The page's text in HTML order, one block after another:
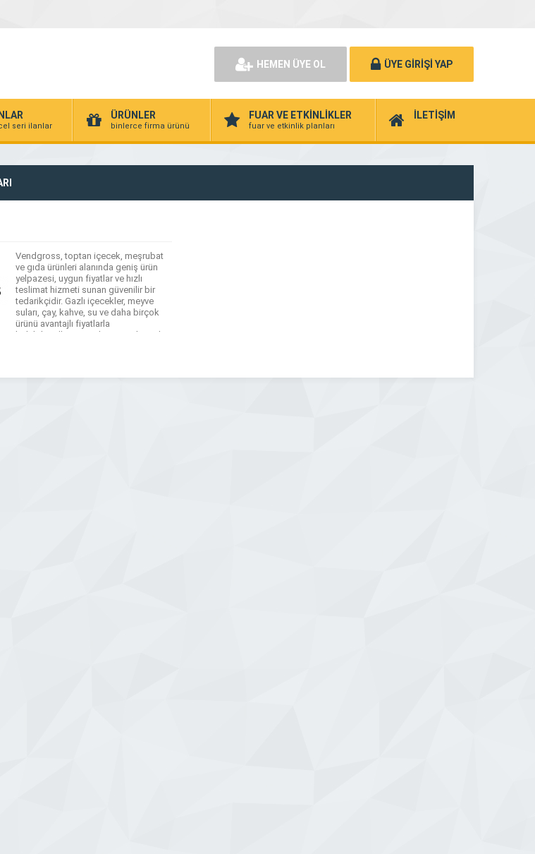
HEMEN ÜYE OL ÜYE GİRİŞİ YAP
seri ilanlar
ÜRÜNLER
binlerce firma ürünü
FUAR VE ETKİNLİKLER
fuar ve etkinlik planları
İLETİŞİM
Vendgross, toptan içecek, meşrubat
ve gıda ürünleri alanında geniş ürün
yelpazesi, uygun fiyatlar ve hızlı
teslimat hizmeti sunan güvenilir bir
tedarikçidir. Gazlı içecekler, meyve
suları, çay, kahve, su ve daha birçok
ürünü avantajlı fiyatlarla
bulabileceğiniz Vendgross, işletmeler
kaliteli ürünleri en rekabetçi fiyatlarla